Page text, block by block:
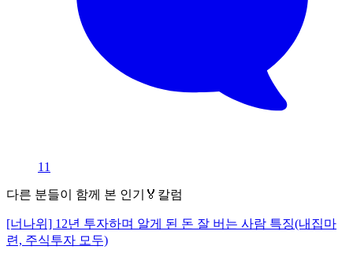
11
다른 분들이 함께 본 인기🏅칼럼
[너나위] 12년 투자하며 알게 된 돈 잘 버는 사람 특징(내집마
련, 주식투자 모두)